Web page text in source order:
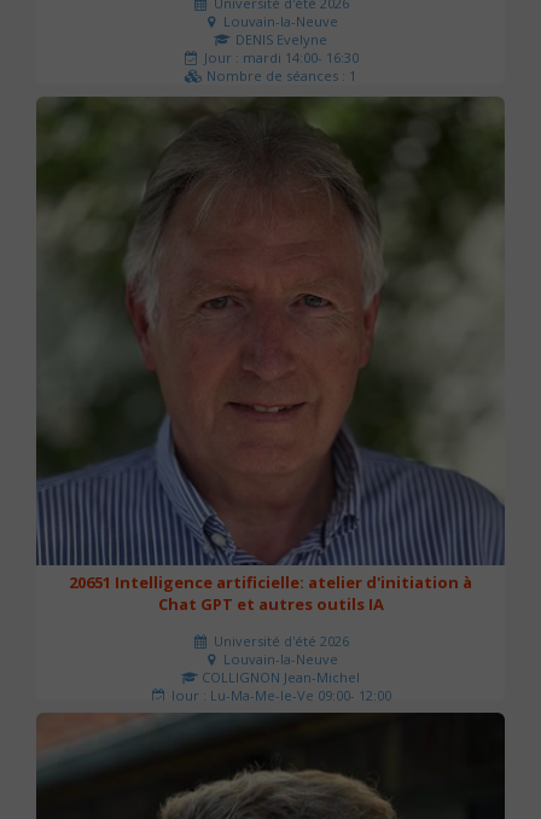
Louvain-la-Neuve
DENIS Evelyne
Jour : mardi 14:00- 16:30
Nombre de séances : 1
60 €
20651 Intelligence artificielle: atelier d'initiation à
Chat GPT et autres outils IA
Université d'été 2026
Louvain-la-Neuve
COLLIGNON Jean-Michel
Jour : Lu-Ma-Me-Je-Ve 09:00- 12:00
Nombre de séances : 2